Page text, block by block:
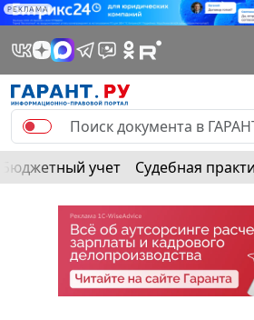
РЕКЛАМА
Бюджетный учет Судебная